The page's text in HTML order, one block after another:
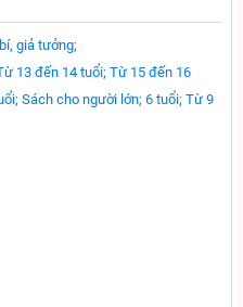
giả tưởng;
13 đến 14 tuổi; Từ 15 đến 16
Sách cho người lớn; 6 tuổi; Từ 9